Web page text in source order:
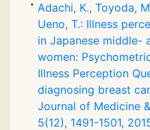
Adachi, K., Toyoda,
Ueno, T.: Illness
in Japanese middle-
women:
Illness Perception
diagnosing breast
Journal of Medicine
5(12), 1491-1501,